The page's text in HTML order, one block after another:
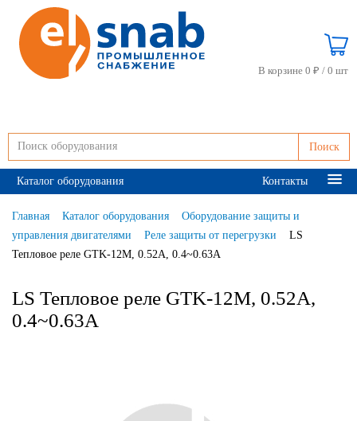
Поиск
В корзине 0 ₽ / 0 шт
Каталог оборудования Контакты
Главная Каталог оборудования
Оборудование защиты и
управления двигателями
Реле защиты от перегрузки
LS
Тепловое реле GTK-12M, 0.52A, 0.4~0.63A
LS Тепловое реле GTK-12M, 0.52A,
0.4~0.63A